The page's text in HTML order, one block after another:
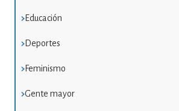
Educación
Deportes
Feminismo
Gente mayor